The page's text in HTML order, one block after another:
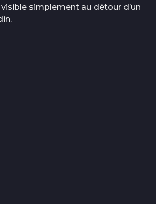
simplement au détour d’un